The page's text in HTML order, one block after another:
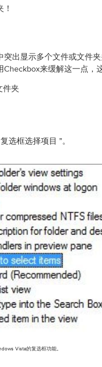
出显示多个文件或文件
来缓解这一点，
件夹
选框选择项目 ”。
Vista的复选框功能。